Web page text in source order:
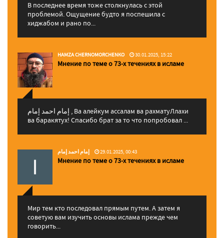
В последнее время тоже столкнулась с этой
проблемой. Ощущение будто я поспешила с
хиджабом и рано по...
HAMZA CHERNOMORCHENKO 30.01.2025, 15:22
Мнение по теме о 73-х течениях в исламе
إمام احمد إمام , Ва алейкум ассалам ва рахматуЛлахи
ва баракятух! Спасибо брат за то что попробовал ...
إمام احمد إمام 29.01.2025, 00:43
Мнение по теме о 73-х течениях в исламе
Мир тем кто последовал прямым путем. А затем я
советую вам изучить основы ислама прежде чем
говорить...